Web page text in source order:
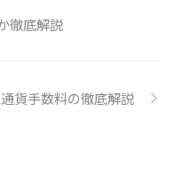
徹底解説
貨手数料の徹底解説